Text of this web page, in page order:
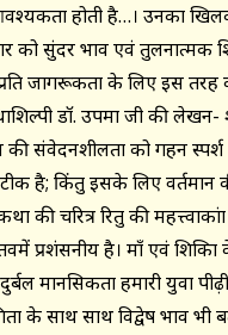
होती है…। उनका
को सुंदर भाव एवं तुलनात्मक
जागरूकता के लिए इस तरह
डॉ. उपमा जी की
को गहन स्पर्श
है; किंतु इसके लिए
की चरित्र रितु की
प्रशंसनीय है। माँ एवं
मानसिकता हमारी युवा
के साथ साथ विद्वेष भाव